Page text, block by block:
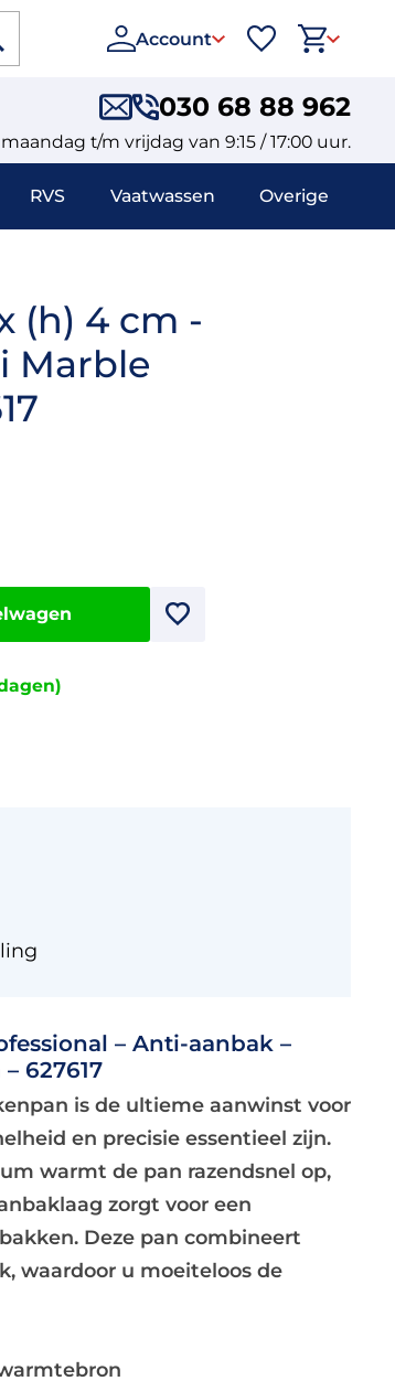
Account
030 68 88 962
t/m vrijdag van 9:15 / 17:00 uur.
RVS Vaatwassen Overige
(h) 4 cm -
Marble
– Anti-aanbak –
627617
is de ultieme aanwinst voor
en precisie essentieel zijn.
warmt de pan razendsnel op,
zorgt voor een
Deze pan combineert
waardoor u moeiteloos de